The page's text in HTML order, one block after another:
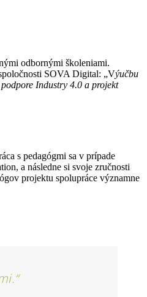
odbornými školeniami.
SOVA Digital: „Výučbu
Industry 4.0 a projekt
s pedagógmi sa v prípade
a následne si svoje zručnosti
projektu spolupráce významne